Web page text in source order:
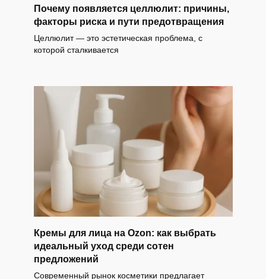
Почему появляется целлюлит: причины,
факторы риска и пути предотвращения
Целлюлит — это эстетическая проблема, с
которой сталкивается
Кремы для лица на Ozon: как выбрать
идеальный уход среди сотен
предложений
Современный рынок косметики предлагает